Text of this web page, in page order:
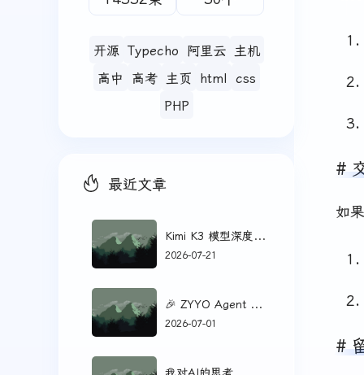
开源 Typecho 阿里云 主机
高中 高考 主页 html css
PHP
最近文章
Kimi K3 模型深度评测：智能体编程与知识工作的新标杆
2026-07-21
🎉 ZYYO Agent WebUI 诞生了！
2026-07-01
我对AI的思考
如